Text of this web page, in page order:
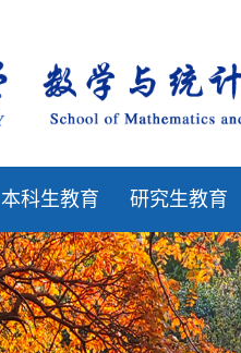
本科生教育 研究生教育